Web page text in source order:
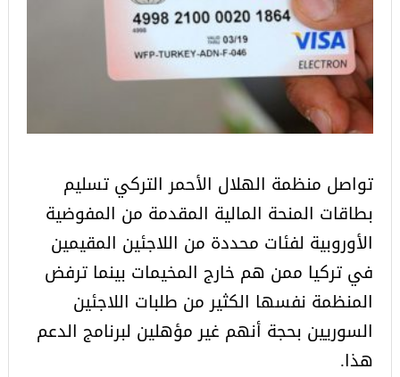
تواصل منظمة الهلال الأحمر التركي تسليم
بطاقات المنحة المالية المقدمة من المفوضية
الأوروبية لفئات محددة من اللاجئين المقيمين
في تركيا ممن هم خارج المخيمات بينما ترفض
المنظمة نفسها الكثير من طلبات اللاجئين
السوريين بحجة أنهم غير مؤهلين لبرنامج الدعم
هذا.